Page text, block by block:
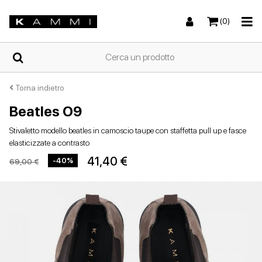
(0)
HOME
CHI
SIAMO
NEGOZI
SneakersSandali bassi
Zeppe
SneakersStivali e stivaletti
Scarpe con tacco
Torna indietro
Beatles O9
Stivaletto modello beatles in camoscio taupe con staffetta pull up e fasce
elasticizzate a contrasto
69,00 € -40% 41,40 €